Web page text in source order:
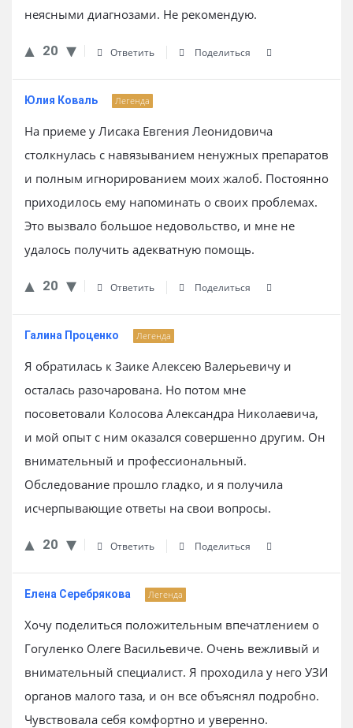
неясными диагнозами. Не рекомендую.
20 Ответить Поделиться
Юлия Коваль Легенда
На приеме у Лисака Евгения Леонидовича
столкнулась с навязыванием ненужных препаратов
и полным игнорированием моих жалоб. Постоянно
приходилось ему напоминать о своих проблемах.
Это вызвало большое недовольство, и мне не
удалось получить адекватную помощь.
20 Ответить Поделиться
Галина Проценко Легенда
Я обратилась к Заике Алексею Валерьевичу и
осталась разочарована. Но потом мне
посоветовали Колосова Александра Николаевича,
и мой опыт с ним оказался совершенно другим. Он
внимательный и профессиональный.
Обследование прошло гладко, и я получила
исчерпывающие ответы на свои вопросы.
20 Ответить Поделиться
Елена Серебрякова Легенда
Хочу поделиться положительным впечатлением о
Гогуленко Олеге Васильевиче. Очень вежливый и
внимательный специалист. Я проходила у него УЗИ
органов малого таза, и он все объяснял подробно.
Чувствовала себя комфортно и уверенно.